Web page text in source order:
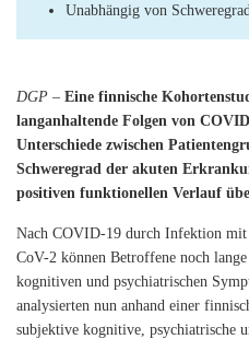
Unabhängig von
DGP – Eine finnische
langanhaltende Folgen von
Unterschiede zwischen
Schweregrad der akuten
positiven funktionellen Verlauf
Nach COVID-19 durch Infektion mit
CoV-2 können Betroffene noch
kognitiven und psychiatrischen
analysierten nun anhand einer
subjektive kognitive, psychiatrische